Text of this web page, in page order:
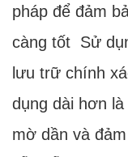
pháp để đảm
càng tốt Sử
lưu trữ chính
dụng dài hơn
mờ dần và